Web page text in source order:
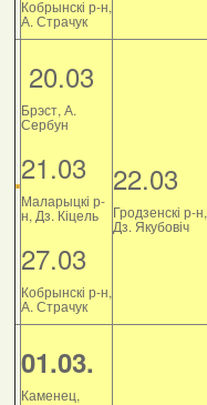
Кобрынскі р-н,
А. Страчук
20.03
Брэст, А.
Сербун
21.03
Маларыцкі р-
н, Дз. Кіцель
27.03
Кобрынскі р-н,
А. Страчук
22.03
Гродзенскі р-н,
Дз. Якубовіч
01.03.
Каменец,